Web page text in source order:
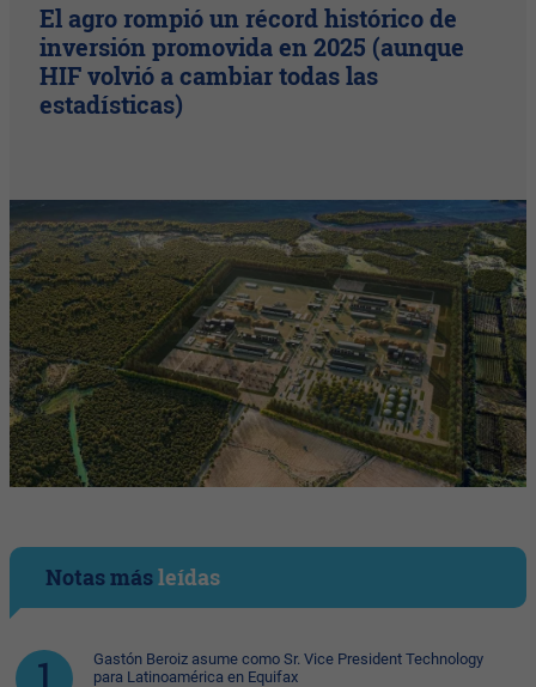
El agro rompió un récord histórico de
inversión promovida en 2025 (aunque
HIF volvió a cambiar todas las
estadísticas)
Notas másleídas
Gastón Beroiz asume como Sr. Vice President Technology
para Latinoamérica en Equifax